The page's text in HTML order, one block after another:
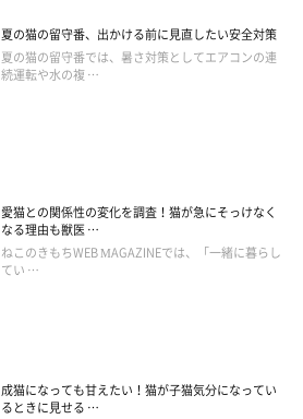
夏の猫の留守番、出かける前に見直したい安全対策
夏の猫の留守番では、暑さ対策としてエアコンの連
続運転や水の複 …
愛猫との関係性の変化を調査！猫が急にそっけなく
なる理由も獣医 …
ねこのきもちWEB MAGAZINEでは、「一緒に暮らし
てい …
成猫になっても甘えたい！猫が子猫気分になってい
るときに見せる …